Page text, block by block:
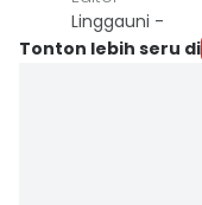
Linggauni -
Tonton lebih seru di